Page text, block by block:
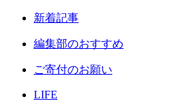
新着記事
編集部のおすすめ
ご寄付のお願い
LIFE